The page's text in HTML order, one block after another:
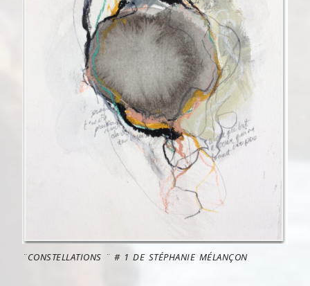
¨CONSTELLATIONS ¨ # 1 DE STÉPHANIE MÉLANÇON